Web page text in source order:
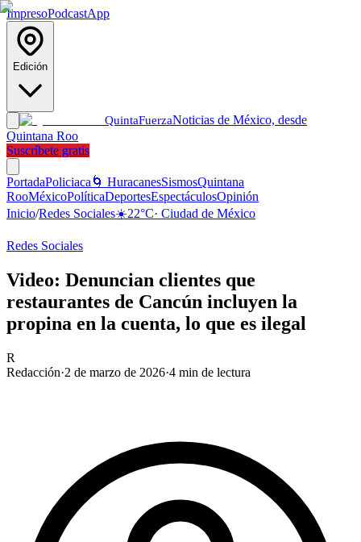
ImpresoPodcastApp
Edición
QuintaFuerzaNoticias de México, desde
Quintana Roo
Suscríbete gratis
PortadaPoliciaca 🌀 HuracanesSismosQuintana
RooMéxicoPolíticaDeportesEspectáculosOpinión
Inicio/Redes Sociales☀️22°C· Ciudad de México
Redes Sociales
Video: Denuncian clientes que
restaurantes de Cancún incluyen la
propina en la cuenta, lo que es ilegal
R
Redacción·2 de marzo de 2026·4 min de lectura